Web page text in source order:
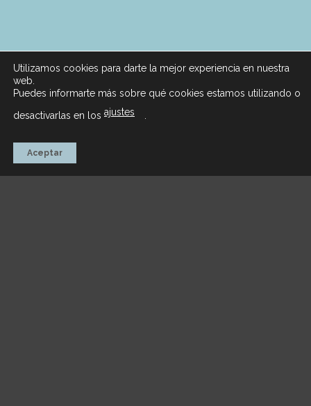
Utilizamos cookies para darte la mejor experiencia en nuestra
web.
Puedes informarte más sobre qué cookies estamos utilizando o
desactivarlas en los ajustes
Aceptar